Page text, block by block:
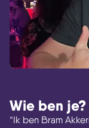
Wie ben je?
“Ik ben Bram